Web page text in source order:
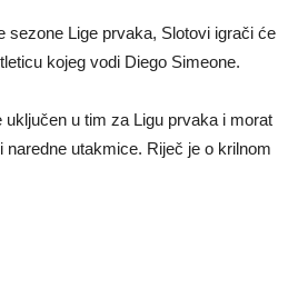
sezone Lige prvaka, Slotovi igrači će
kojeg vodi Diego Simeone.
uključen u tim za Ligu prvaka i morat
naredne utakmice. Riječ je o krilnom